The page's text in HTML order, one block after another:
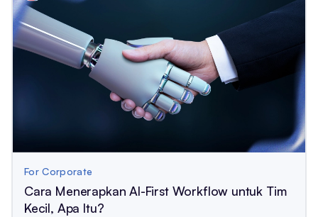
For Corporate
Cara Menerapkan AI-First Workflow untuk Tim
Kecil, Apa Itu?